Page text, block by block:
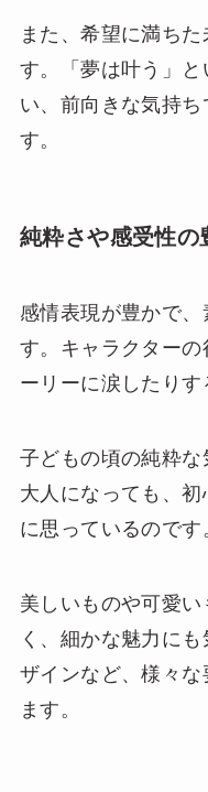
また、希望に満ち
す。「夢は叶う」
い、前向きな気持
す。
純粋さや感受性の
感情表現が豊かで
す。キャラクターの
ーリーに涙したりす
子どもの頃の純粋な
大人になっても、
に思っているのです
美しいものや可愛
く、細かな魅力に
ザインなど、様々
ます。